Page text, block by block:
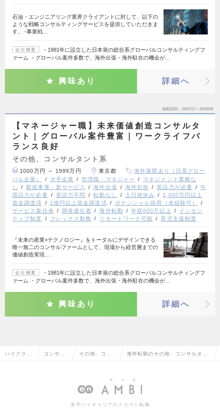
石油・エンジニアリング業界クライアントに対して、以下の
ような戦略コンサルティングサービスを提供していただきま
す。 ‐事業戦…
会社概要
・1981年に設立した日本発の総合系グローバルコンサルティングフ
ァーム ・グローバル案件多数で、海外出張・海外駐在の機会が…
興味あり 詳細へ
掲載期間 26/07/27～26/08/09
【マネージャー職】未来価値創造コンサルタ
ント｜グローバル案件豊富｜ワークライフバ
ランス良好
その他、コンサルタント系
1000万円 ～ 1999万円 東京都
海外展開あり（日系グロー
バル企業）
大手企業 管理職・マネジャー
マネジメント業務な
し
新規事業・新サービス 海外出張 海外折衝 英語力が必要
中
国語力が必要
英語力不問 転勤なし 土日祝休み
3,000万円以上
資金調達済
1億円以上資金調達済
ポテンシャル採用（未経験可）
サービス責任者
開発責任者 海外転勤 年収600万以上
インセン
ティブ制度
フレックス勤務 リモートワーク可能 育児支援制度
『未来の産業×テクノロジー』をトータルにデザインできる
唯一無二のコンサルファームとして、現場から経営層までの
価値創造実現…
会社概要
・1981年に設立した日本発の総合系グローバルコンサルティングフ
ァーム ・グローバル案件多数で、海外出張・海外駐在の機会が…
興味あり 詳細へ
ハイクラス コンサル その他、コン 海外転勤のその他、コンサルタン
若手ハイキャリアのスカウト転職